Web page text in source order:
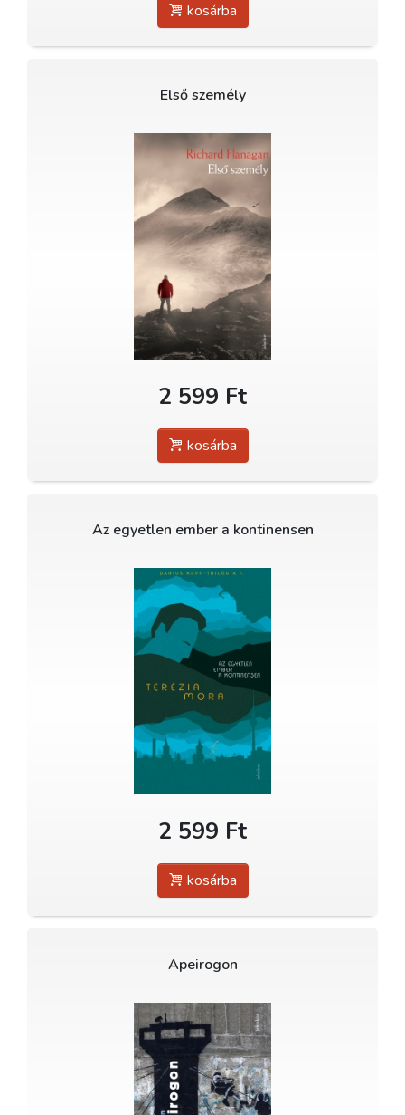
kosárba
Első személy
2 599 Ft
kosárba
Az egyetlen ember a kontinensen
2 599 Ft
kosárba
Apeirogon